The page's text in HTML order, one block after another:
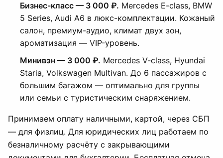
Бизнес-класс — 3 000 ₽. Mercedes E-class, BMW
5 Series, Audi A6 в люкс-комплектации. Кожаный
салон, премиум-аудио, климат двух зон,
ароматизация — VIP-уровень.
Минивэн — 3 000 ₽. Mercedes V-class, Hyundai
Staria, Volkswagen Multivan. До 6 пассажиров с
большим багажом — оптимально для группы
или семьи с туристическим снаряжением.
Принимаем оплату наличными, картой, через СБП
— для физлиц. Для юридических лиц работаем по
безналичному расчёту с закрывающими